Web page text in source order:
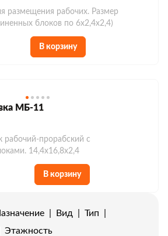
размещения рабочих. Размер
блоков по 6х2,4х2,4)
В корзину
МБ-11
прорабский с
14,4х16,8х2,4
В корзину
Вид Тип
Этажность